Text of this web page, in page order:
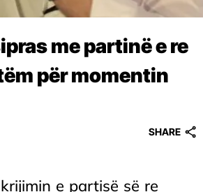
me partinë e re
për momentin
SHARE
e partisë së re